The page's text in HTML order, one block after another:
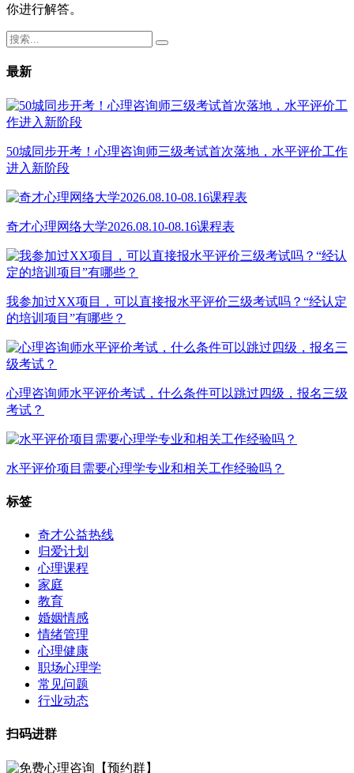
你进行解答。
最新
50城同步开考！心理咨询师三级考试首次落地，水平评价工作
进入新阶段
奇才心理网络大学2026.08.10-08.16课程表
我参加过XX项目，可以直接报水平评价三级考试吗？“经认定
的培训项目”有哪些？
心理咨询师水平评价考试，什么条件可以跳过四级，报名三级
考试？
水平评价项目需要心理学专业和相关工作经验吗？
标签
奇才公益热线
归爱计划
心理课程
家庭
教育
婚姻情感
情绪管理
心理健康
职场心理学
常见问题
行业动态
扫码进群